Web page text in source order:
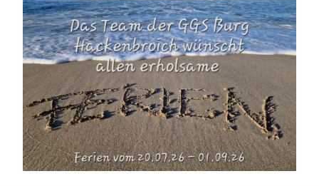
Schule Burg Hackenbroich